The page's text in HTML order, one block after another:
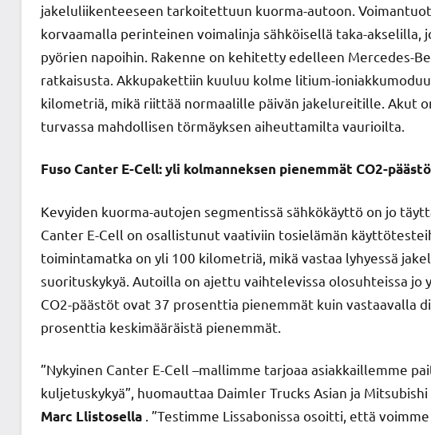
jakeluliikenteeseen tarkoitettuun kuorma-autoon.
korvaamalla perinteinen voimalinja sähköisellä taka-
pyörien napoihin. Rakenne on kehitetty edelleen Mercedes-
ratkaisusta. Akkupakettiin kuuluu kolme litium-
kilometriä, mikä riittää normaalille päivän jakelureitille. Akut
turvassa mahdollisen törmäyksen aiheuttamilta vaurioilta.
Fuso Canter E-Cell: yli kolmanneksen pienemmät CO2-
Kevyiden kuorma-autojen segmentissä sähkökäyttö on jo
Canter E-Cell on osallistunut vaativiin tosielämän
toimintamatka on yli 100 kilometriä, mikä vastaa lyhyessä
suorituskykyä. Autoilla on ajettu vaihtelevissa olosuhteissa
CO2-päästöt ovat 37 prosenttia pienemmät kuin vastaavalla
prosenttia keskimääräistä pienemmät.
”Nykyinen Canter E-Cell –mallimme tarjoaa asiakkaillemme
kuljetuskykyä”, huomauttaa Daimler Trucks Asian ja
Marc Llistosella . ”Testimme Lissabonissa osoitti, että